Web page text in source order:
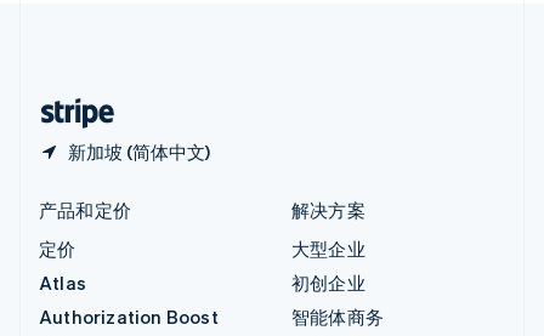
新加坡 (简体中文)
产品和定价
定价
Atlas
Authorization Boost
解决方案
大型企业
初创企业
智能体商务